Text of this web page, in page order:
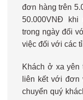
đơn hàng trên
50.000VNĐ
trong ngày đối
việc đối với các
Khách ở xa yên
liên kết với đơn
chuyển quý